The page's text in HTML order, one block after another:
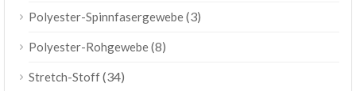
Polyester-Spinnfasergewebe(3)
Polyester-Rohgewebe(8)
Stretch-Stoff(34)